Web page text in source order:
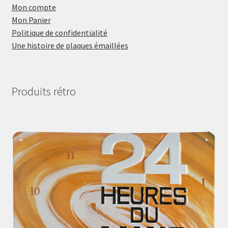
Mon compte
Mon Panier
Politique de confidentialité
Une histoire de plaques émaillées
Produits rétro